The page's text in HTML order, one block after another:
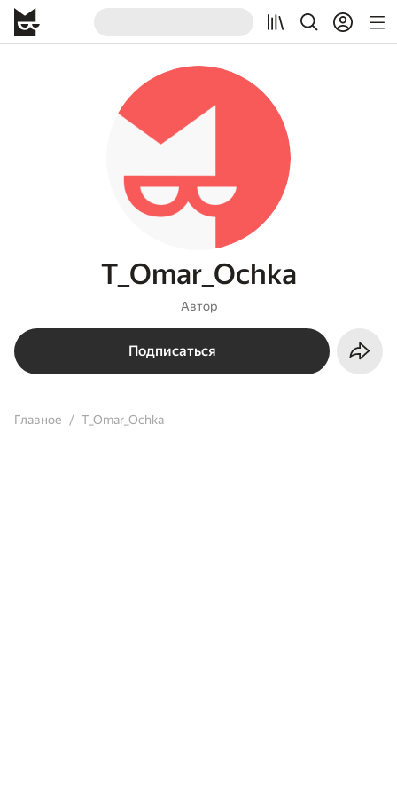
T_Omar_Ochka
Автор
Подписаться
Главное T_Omar_Ochka